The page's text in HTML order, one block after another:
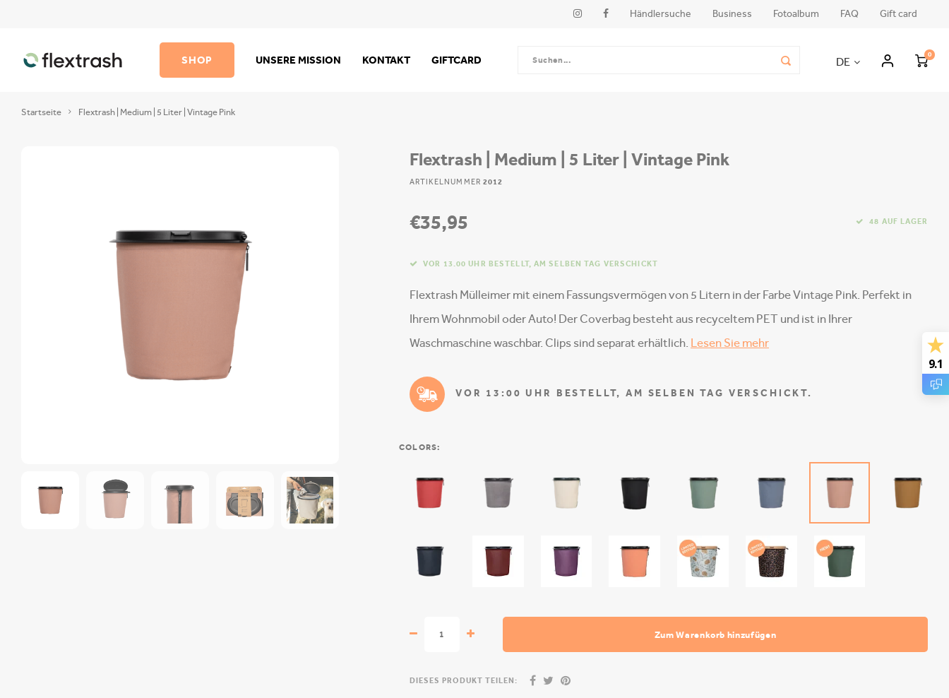
9.1
Händlersuche Business Fotoalbum FAQ Gift card
SHOP UNSERE MISSION KONTAKT GIFTCARD DE
0
Startseite Flextrash | Medium | 5 Liter | Vintage Pink
Flextrash | Medium | 5 Liter | Vintage Pink
ARTIKELNUMMER 2012
€35,95 48 AUF LAGER
VOR 13.00 UHR BESTELLT, AM SELBEN TAG VERSCHICKT
Flextrash Mülleimer mit einem Fassungsvermögen von 5 Litern in der Farbe Vintage Pink. Perfekt in
Ihrem Wohnmobil oder Auto! Der Coverbag besteht aus recyceltem PET und ist in Ihrer
Waschmaschine waschbar. Clips sind separat erhältlich. Lesen Sie mehr
VOR 13:00 UHR BESTELLT, AM SELBEN TAG VERSCHICKT.
COLORS:
Zum Warenkorb hinzufügen
DIESES PRODUKT TEILEN: